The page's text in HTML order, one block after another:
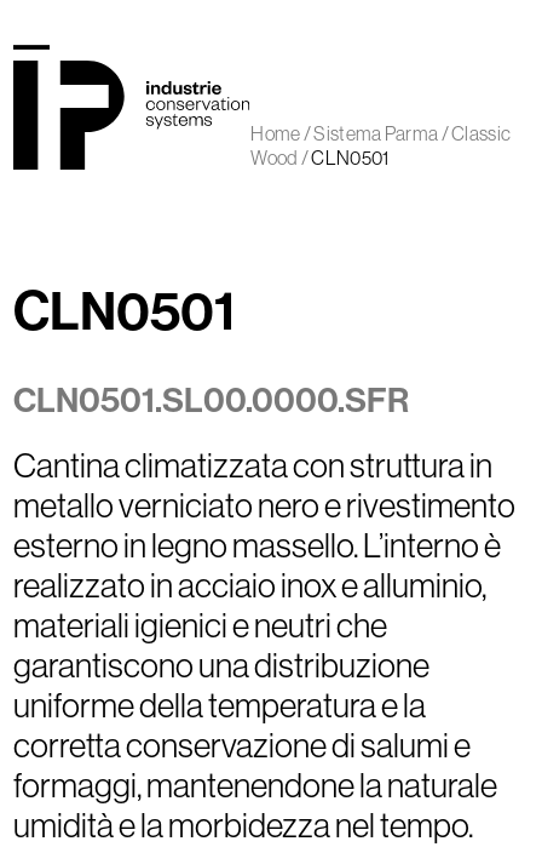
to
content
mobile
mobile
Home/Sistema Parma/Classic
Wood /CLN0501
CLN0501
CLN0501.SL00.0000.SFR
Cantina climatizzata con struttura in
metallo verniciato nero e rivestimento
esterno in legno massello. L’interno è
realizzato in acciaio inox e alluminio,
materiali igienici e neutri che
garantiscono una distribuzione
uniforme della temperatura e la
corretta conservazione di salumi e
formaggi, mantenendone la naturale
umidità e la morbidezza nel tempo.